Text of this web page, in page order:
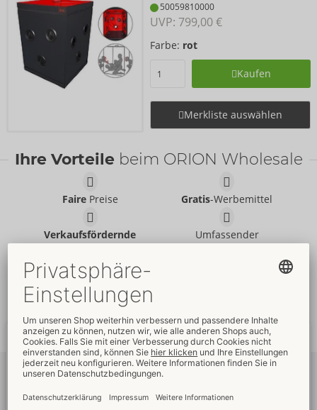
50059810000
UVP: 799,00 €
Farbe: rot
Kaufen
Merkliste auswählen
Ihre Vorteile beim ORION Wholesale
FairePreise Gratis-Werbemittel
Verkaufsfördernde
Umfassender
Schnelle weltweite
Lieferung
Newsletterabonnieren